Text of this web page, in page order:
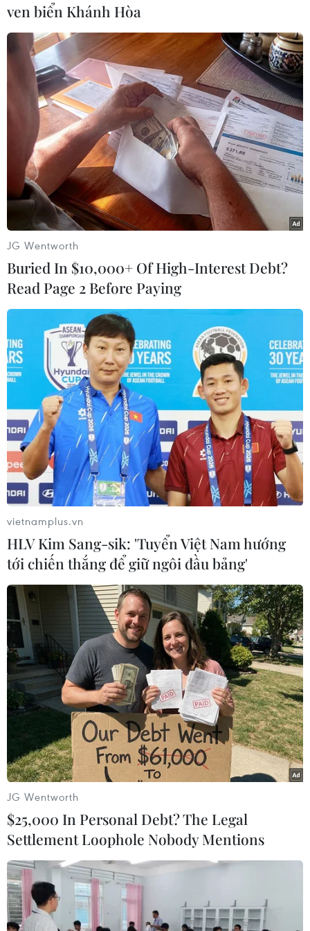
Hạ tầng băng rộng di động đã phủ sóng 99,73%
số thôn trên toàn quốc; 19,79 triệu hộ gia đình
có cáp quang, đạt 72,4%. Hệ thống cáp quang đã
triển khai tới 100% các xã, phường, thị trấn,
91% thôn bản, 100% trường học./.
Thanh Trà
(Vietnam+)
#Internet #Internet Day
#25 Năm Internet
#Internet Việt Nam
#Dịch Vụ Internet
#Hiệp Hội Internet Việt Nam
Theo dõi VietnamPlus
TIN LIÊN QUAN
Doanh nghiệp chưa quan tâm đúng mức
tới sở hữu trí tuệ trên Internet
28/09/2022 13:25
ven biển Khánh Hòa
JG Wentworth
Buried In $10,000+ Of High-Interest Debt?
Read Page 2 Before Paying
vietnamplus.vn
HLV Kim Sang-sik: 'Tuyển Việt Nam hướng
tới chiến thắng để giữ ngôi đầu bảng'
JG Wentworth
$25,000 In Personal Debt? The Legal
Settlement Loophole Nobody Mentions